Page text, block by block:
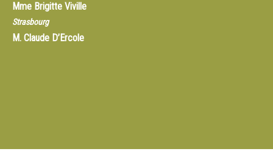
Mme Brigitte Viville
Strasbourg
M. Claude D’Ercole